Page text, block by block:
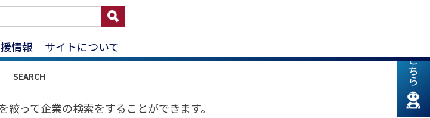
情報 サイトについて
をさがす
SEARCH
って企業の検索をすることができます。
新着情報はこちら